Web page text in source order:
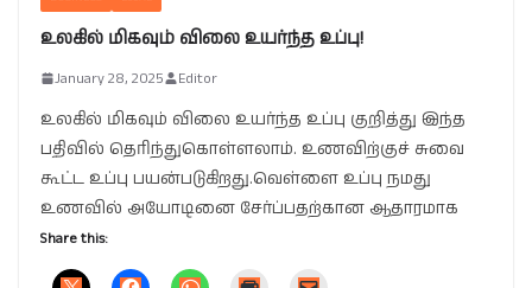
உலகில் மிகவும் விலை உயர்ந்த உப்பு!
January 28, 2025 Editor
உலகில் மிகவும் விலை உயர்ந்த உப்பு குறித்து இந்த
பதிவில் தெரிந்துகொள்ளலாம். உணவிற்குச் சுவை
கூட்ட உப்பு பயன்படுகிறது.வெள்ளை உப்பு நமது
உணவில் அயோடினை சேர்ப்பதற்கான ஆதாரமாக
Share this: